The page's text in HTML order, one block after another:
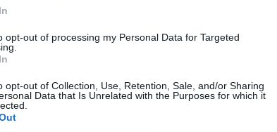
opt-out of processing my Personal Data for Targeted
opt-out of Collection, Use, Retention, Sale, and/or Sharing
Data that Is Unrelated with the Purposes for which it
que sus acciones están infravaloradas
recompras
06/08/26 17:11